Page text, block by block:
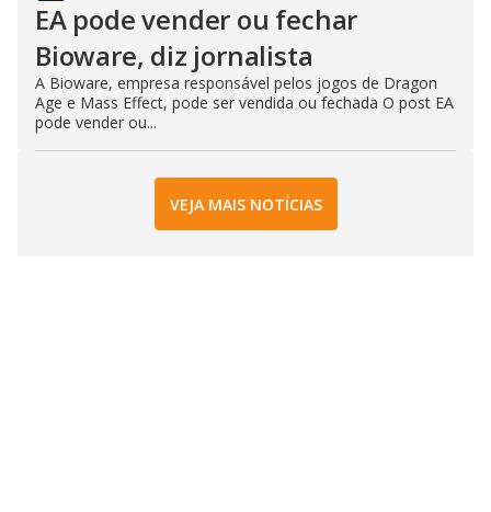
EA pode vender ou fechar
Bioware, diz jornalista
A Bioware, empresa responsável pelos jogos de Dragon
Age e Mass Effect, pode ser vendida ou fechada O post EA
pode vender ou...
VEJA MAIS NOTÍCIAS